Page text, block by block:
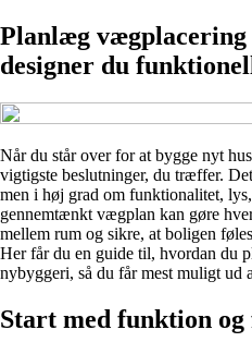
Planlæg vægplacering
designer du
Når du står over for at bygge nyt
vigtigste beslutninger, du træffer.
men i høj grad om funktionalitet,
gennemtænkt vægplan kan gøre
mellem rum og sikre, at boligen
Her får du en guide til, hvordan du
nybyggeri, så du får mest muligt ud
Start med funktion og